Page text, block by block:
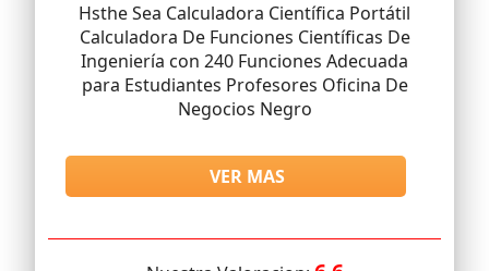
Hsthe Sea Calculadora Científica Portátil
Calculadora De Funciones Científicas De
Ingeniería con 240 Funciones Adecuada
para Estudiantes Profesores Oficina De
Negocios Negro
VER MAS